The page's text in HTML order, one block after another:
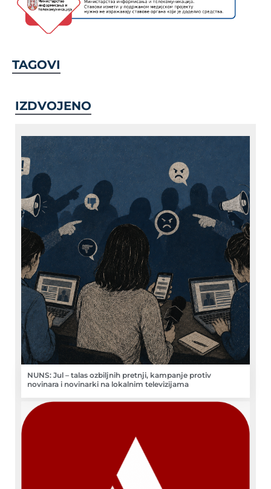
TAGOVI
IZDVOJENO
NUNS: Jul – talas ozbiljnih pretnji, kampanje protiv
novinara i novinarki na lokalnim televizijama